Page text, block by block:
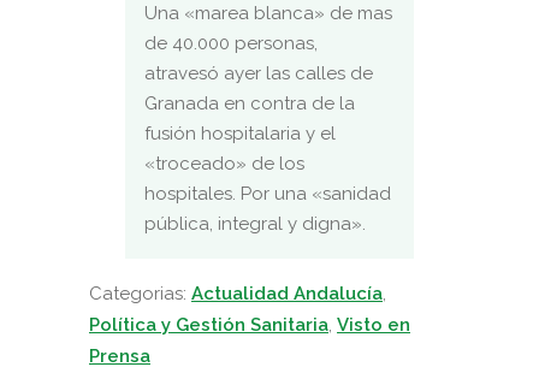
Una «marea blanca» de mas
de 40.000 personas,
atravesó ayer las calles de
Granada en contra de la
fusión hospitalaria y el
«troceado» de los
hospitales. Por una «sanidad
pública, integral y digna».
Categorias: Actualidad Andalucía,
Política y Gestión Sanitaria, Visto en
Prensa